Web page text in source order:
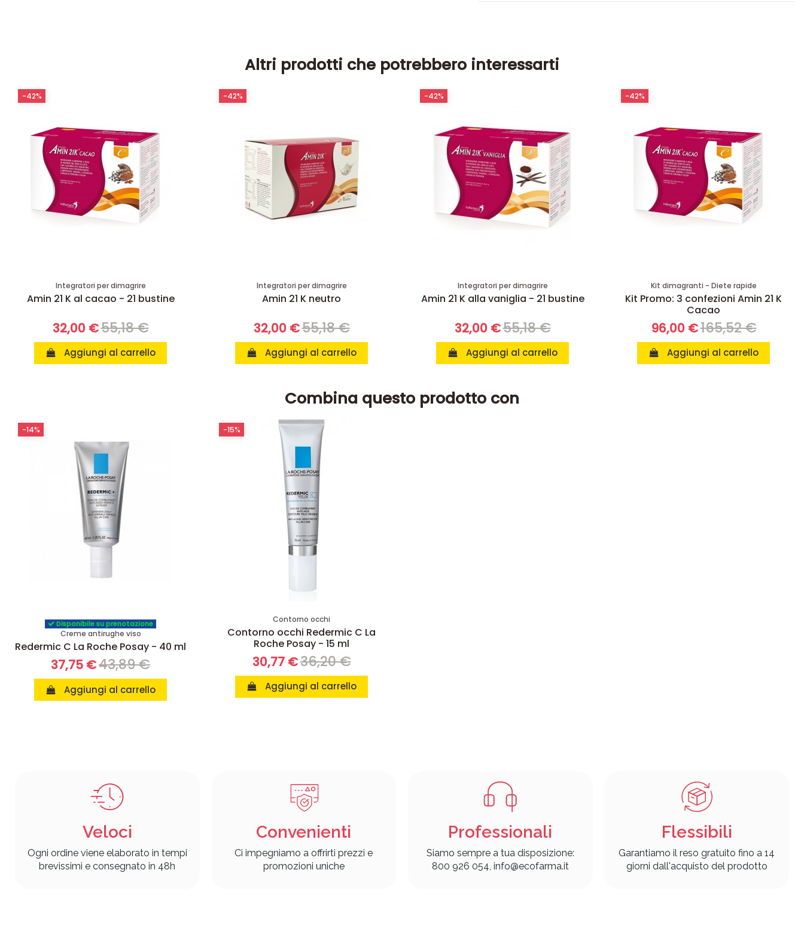
Altri prodotti che potrebbero interessarti
Integratori per dimagrire
Amin 21 K al cacao - 21 bustine
32,00 €55,18 €
Aggiungi al carrello
-42%
Integratori per dimagrire
Amin 21 K neutro
32,00 €55,18 €
Aggiungi al carrello
-42%
Integratori per dimagrire
Amin 21 K alla vaniglia - 21 bustine
32,00 €55,18 €
Aggiungi al carrello
-42%
Kit dimagranti - Diete rapide
Kit Promo: 3 confezioni Amin 21 K
Cacao
96,00 €165,52 €
Aggiungi al carrello
-42%
Combina questo prodotto con
Disponibile su prenotazione
Creme antirughe viso
Redermic C La Roche Posay - 40 ml
37,75 €43,89 €
Aggiungi al carrello
-14%
Contorno occhi
Contorno occhi Redermic C La
Roche Posay - 15 ml
30,77 €36,20 €
Aggiungi al carrello
-15%
Veloci
Ogni ordine viene elaborato in tempi
brevissimi e consegnato in 48h
Convenienti
Ci impegniamo a offrirti prezzi e
promozioni uniche
Professionali
Siamo sempre a tua disposizione:
800 926 054, info@ecofarma.it
Flessibili
Garantiamo il reso gratuito fino a 14
giorni dall'acquisto del prodotto